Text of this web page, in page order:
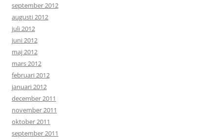
september 2012
augusti 2012
juli 2012
juni 2012
maj 2012
mars 2012
februari 2012
januari 2012
december 2011
november 2011
oktober 2011
september 2011